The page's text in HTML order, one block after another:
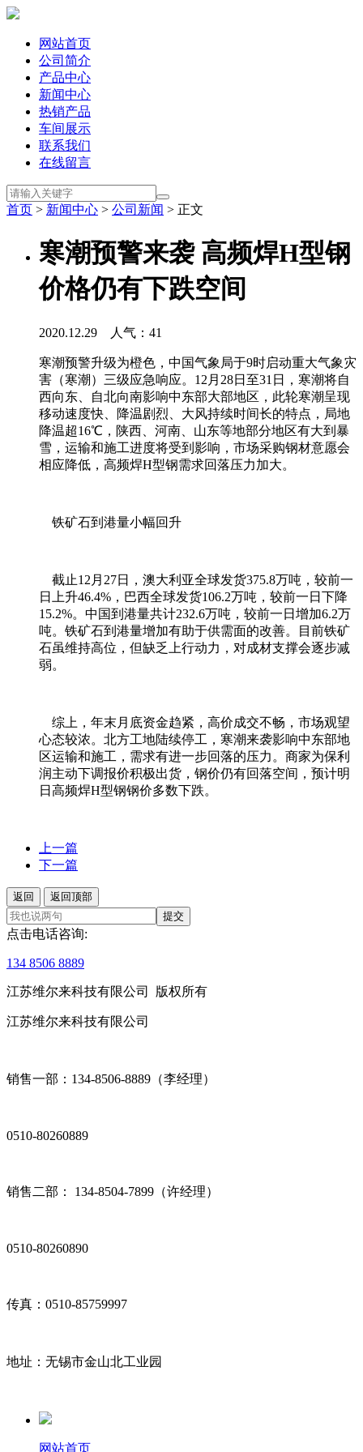
网站首页
公司简介
产品中心
新闻中心
热销产品
车间展示
联系我们
在线留言
首页 > 新闻中心 > 公司新闻 > 正文
寒潮预警来袭 高频焊H型钢
价格仍有下跌空间
2020.12.29 人气： 41
寒潮预警升级为橙色，中国气象局于9时启动重大气象灾
害（寒潮）三级应急响应。12月28日至31日，寒潮将自
西向东、自北向南影响中东部大部地区，此轮寒潮呈现
移动速度快、降温剧烈、大风持续时间长的特点，局地
降温超16℃，陕西、河南、山东等地部分地区有大到暴
雪，运输和施工进度将受到影响，市场采购钢材意愿会
相应降低，高频焊H型钢需求回落压力加大。
铁矿石到港量小幅回升
截止12月27日，澳大利亚全球发货375.8万吨，较前一
日上升46.4%，巴西全球发货106.2万吨，较前一日下降
15.2%。中国到港量共计232.6万吨，较前一日增加6.2万
吨。铁矿石到港量增加有助于供需面的改善。目前铁矿
石虽维持高位，但缺乏上行动力，对成材支撑会逐步减
弱。
综上，年末月底资金趋紧，高价成交不畅，市场观望
心态较浓。北方工地陆续停工，寒潮来袭影响中东部地
区运输和施工，需求有进一步回落的压力。商家为保利
润主动下调报价积极出货，钢价仍有回落空间，预计明
日高频焊H型钢钢价多数下跌。
上一篇
下一篇
返回
返回顶部
提交
点击电话咨询:
134 8506 8889
江苏维尔来科技有限公司 版权所有
江苏维尔来科技有限公司
销售一部：134-8506-8889（李经理）
0510-80260889
销售二部： 134-8504-7899（许经理）
0510-80260890
传真：0510-85759997
地址：无锡市金山北工业园
网站首页